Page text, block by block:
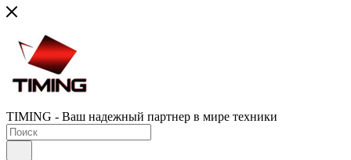
TIMING - Ваш надежный партнер в мире техники